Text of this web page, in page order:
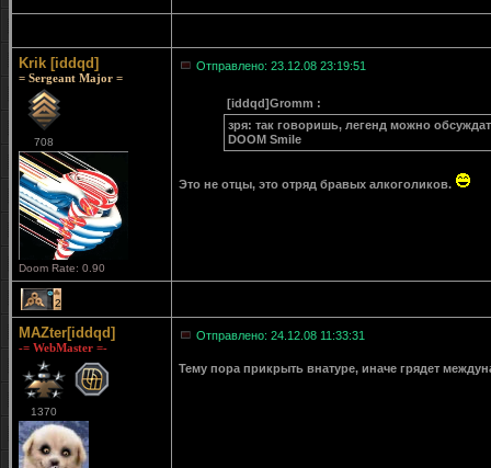
Krik [iddqd]
= Sergeant Major =
708
Doom Rate: 0.90
Отправлено: 23.12.08 23:19:51
[iddqd]Gromm :
зря: так говоришь, легенд можно
DOOM Smile
Это не отцы, это отряд бравых алкоголиков.
2
MAZter[iddqd]
-= WebMaster =-
1370
Отправлено: 24.12.08 11:33:31
Тему пора прикрыть внатуре, иначе грядет